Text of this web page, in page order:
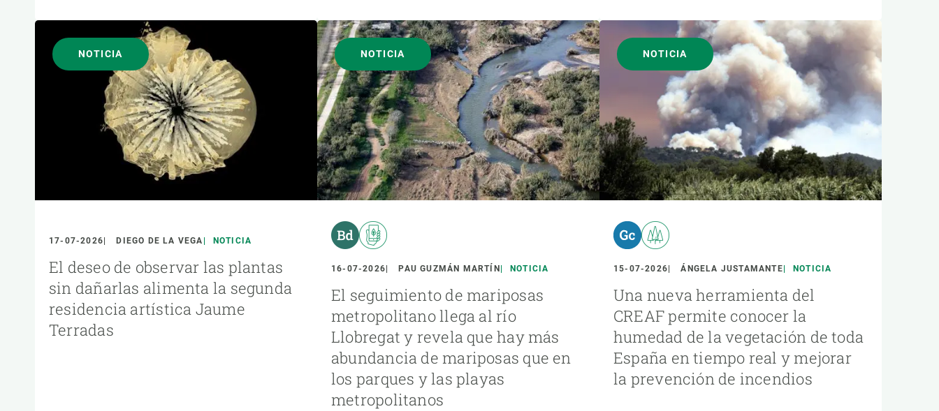
NOTICIA
17-07-2026 DIEGO DE LA VEGA NOTICIA
El deseo de observar las plantas
sin dañarlas alimenta la segunda
residencia artística Jaume
Terradas
NOTICIA
16-07-2026 PAU GUZMÁN MARTÍN NOTICIA
El seguimiento de mariposas
metropolitano llega al río
Llobregat y revela que hay más
abundancia de mariposas que en
los parques y las playas
metropolitanos
NOTICIA
15-07-2026 ÁNGELA JUSTAMANTE NOTICIA
Una nueva herramienta del
CREAF permite conocer la
humedad de la vegetación de toda
España en tiempo real y mejorar
la prevención de incendios